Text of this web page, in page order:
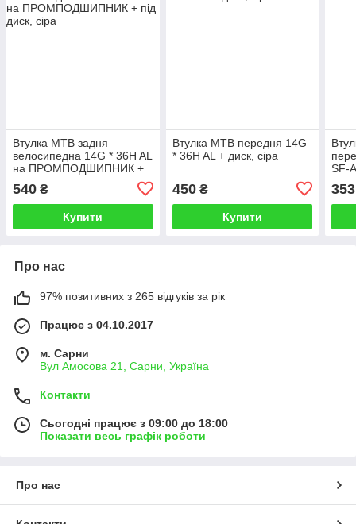
Втулка МТВ задня
велосипедна 14G * 36H AL
на ПРОМПОДШИПНИК +
540 ₴
Купити
Втулка МТВ передня 14G
* 36H AL + диск, сіра
450₴
Купити
SF-
353
Про нас
97% позитивних з 265 відгуків за рік
Працює з 04.10.2017
м. Сарни
Вул Амосова 21, Сарни, Україна
Контакти
Сьогодні працює з 09:00 до 18:00
Показати весь графік роботи
Про нас